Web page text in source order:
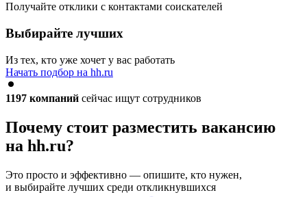
Получайте отклики с контактами соискателей
Выбирайте лучших
Из тех, кто уже хочет у вас работать
Начать подбор на hh.ru
1197 компаний сейчас ищут сотрудников
Почему стоит разместить вакансию
на hh.ru?
Это просто и эффективно — опишите, кто нужен,
и выбирайте лучших среди откликнувшихся